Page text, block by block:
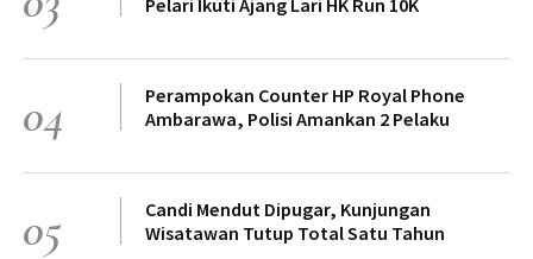
04
Perampokan Counter HP Royal Phone
Ambarawa, Polisi Amankan 2 Pelaku
05
Candi Mendut Dipugar, Kunjungan
Wisatawan Tutup Total Satu Tahun